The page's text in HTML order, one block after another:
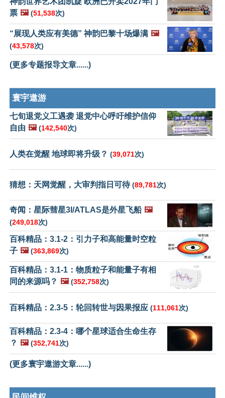
票 🖼️ (51,538次)
“展现人类应有美德” 神韵巴黎十场爆满 🖼️
(43,578次)
(更多专题报导文章......)
寰宇遨游
七旬退党义工遇袭 退党中心呼吁维护信仰
自由 🖼️ (142,540次)
人类在觉醒 地球即将升级？ (39,071次)
猜想：天网觉醒，大审判指日可待(89,781次)
奇闻：星际彗星3I/ATLAS是外星飞船 🖼️
(249,018次)
百科精品：3.1-2：引力子和高能量时空粒
子 🖼️ (363,869次)
百科精品：3.1-1：物质粒子和能量子有相
同的来源吗？ 🖼️ (352,758次)
百科精品：2.3-5：轮回转世与因果报应 (111,061次)
百科精品：2.3-4：哪个星球适合生命生存
？ 🖼️ (352,741次)
(更多寰宇遨游文章......)